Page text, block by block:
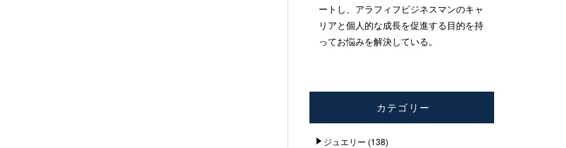
ートし、アラフィフビジネスマンのキャ
リアと個人的な成長を促進する目的を持
ってお悩みを解決している。
カテゴリー
ジュエリー (138)